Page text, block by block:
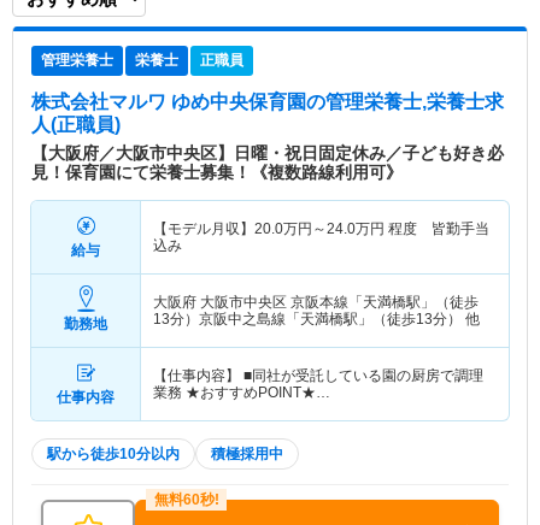
管理栄養士 栄養士 正職員
株式会社マルワ ゆめ中央保育園の管理栄養士,栄養士求
人(正職員)
【大阪府／大阪市中央区】日曜・祝日固定休み／子ども好き必
見！保育園にて栄養士募集！《複数路線利用可》
給与
【モデル月収】 20.0万円～24.0万円 程度 皆勤手当
込み
勤務地
大阪府 大阪市中央区 京阪本線「天満橋駅」（徒歩
13分）京阪中之島線「天満橋駅」（徒歩13分） 他
仕事内容
【仕事内容】 ■同社が受託している園の厨房で調理
業務 ★おすすめPOINT★…
駅から徒歩10分以内 積極採用中